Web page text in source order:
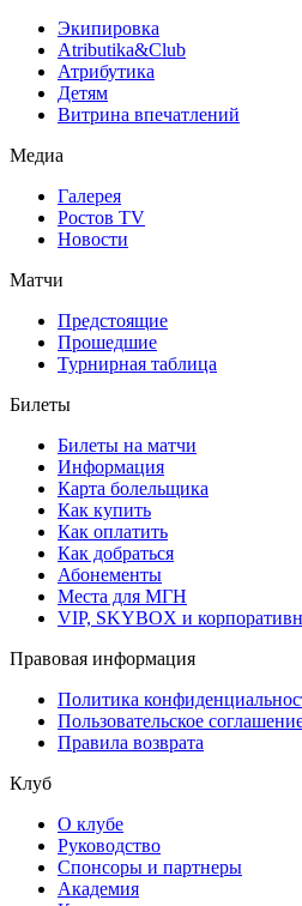
Экипировка
Atributika&Club
Атрибутика
Детям
Витрина впечатлений
Медиа
Галерея
Ростов TV
Новости
Матчи
Предстоящие
Прошедшие
Турнирная таблица
Билеты
Билеты на матчи
Информация
Карта болельщика
Как купить
Как оплатить
Как добраться
Абонементы
Места для МГН
VIP, SKYBOX и
Правовая информация
Политика
Пользовательское
Правила возврата
Клуб
О клубе
Руководство
Спонсоры и партнеры
Академия